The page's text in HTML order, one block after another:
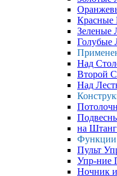
Красные
Зеленые
Голубые
Над
Второй
Над
на
Функции
Пульт
Упр-ние
Ночник